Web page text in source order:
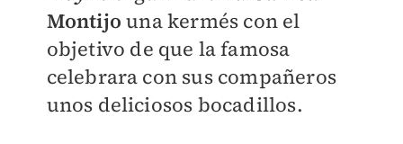
Montijouna kermés con el
objetivo de que la famosa
celebrara con sus compañeros
unos deliciosos bocadillos.